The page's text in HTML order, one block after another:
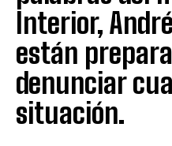
Interior,
están
denunciar
situación.